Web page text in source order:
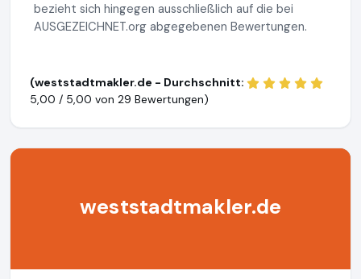
bezieht sich hingegen ausschließlich auf die bei
AUSGEZEICHNET.org abgegebenen Bewertungen.
(weststadtmakler.de - Durchschnitt:
5,00 / 5,00 von 29 Bewertungen)
weststadtmakler.de